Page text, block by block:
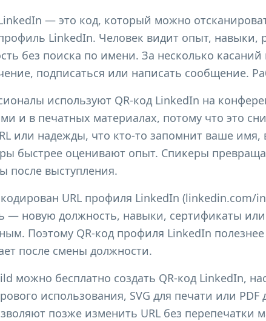
— это код, который можно
LinkedIn. Человек видит опыт,
без поиска по имени. За несколько
подписаться или написать сообщение.
используют QR-код LinkedIn на
и в печатных материалах, потому что это
или надежды, что кто-то запомнит ваше
быстрее оценивают опыт. Спикеры
после выступления.
URL профиля LinkedIn (linkedin.com/
— новую должность, навыки, сертификаты
Поэтому QR-код профиля LinkedIn
после смены должности.
можно бесплатно создать QR-код LinkedIn,
использования, SVG для печати или
позже изменить URL без перепечатки